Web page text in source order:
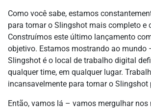
Como você sabe, estamos
para tornar o Slingshot mais completo e
Construímos este último lançamento
objetivo. Estamos mostrando ao mundo
Slingshot é o local de trabalho digital
qualquer time, em qualquer lugar.
incansavelmente para tornar o Slingshot
Então, vamos lá – vamos mergulhar nos